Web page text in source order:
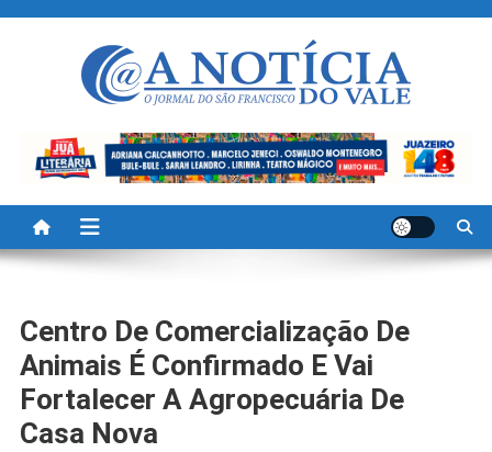
A Noticia Do Vale
Centro De Comercialização De
Animais É Confirmado E Vai
Fortalecer A Agropecuária De
Casa Nova